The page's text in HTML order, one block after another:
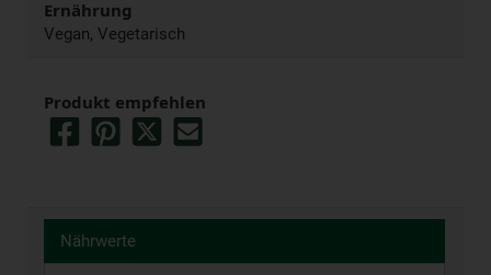
Ernährung
Vegan, Vegetarisch
Produkt empfehlen
Nährwerte